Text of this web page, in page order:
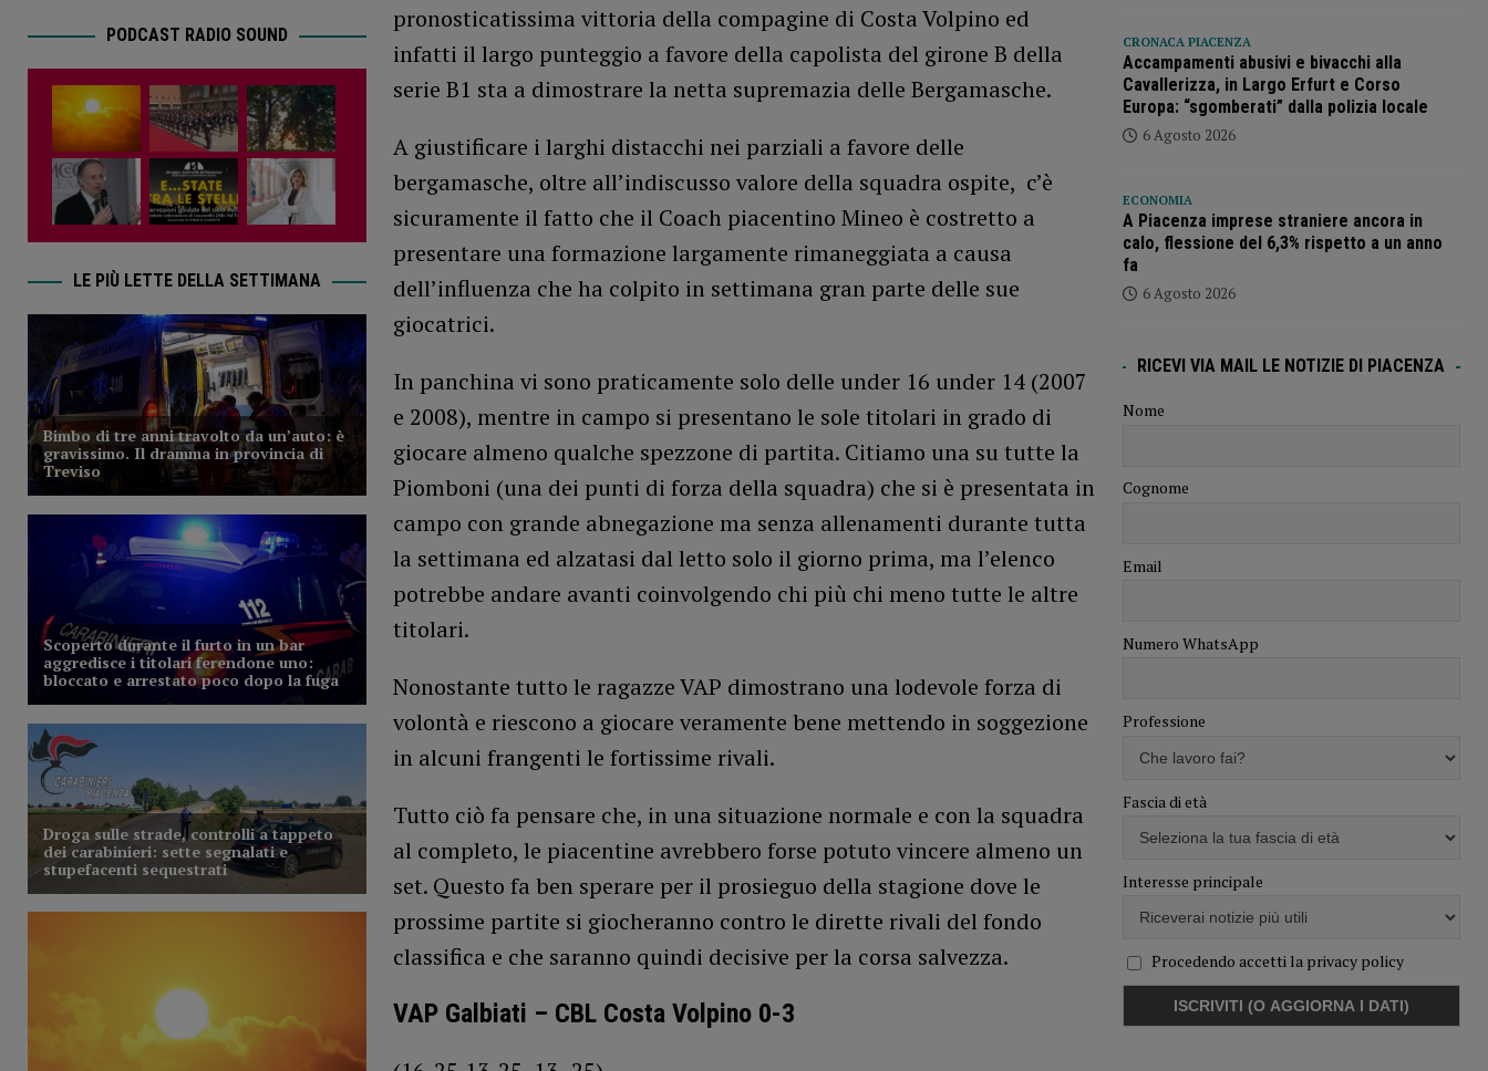
pronosticatissima vittoria della compagine di Costa Volpino ed
infatti il largo punteggio a favore della capolista del girone B della
serie B1 sta a dimostrare la netta supremazia delle Bergamasche.
A giustificare i larghi distacchi nei parziali a favore delle
bergamasche, oltre all’indiscusso valore della squadra ospite, c’è
sicuramente il fatto che il Coach piacentino Mineo è costretto a
presentare una formazione largamente rimaneggiata a causa
dell’influenza che ha colpito in settimana gran parte delle sue
giocatrici.
In panchina vi sono praticamente solo delle under 16 under 14 (2007
e 2008), mentre in campo si presentano le sole titolari in grado di
giocare almeno qualche spezzone di partita. Citiamo una su tutte la
Piomboni (una dei punti di forza della squadra) che si è presentata in
campo con grande abnegazione ma senza allenamenti durante tutta
la settimana ed alzatasi dal letto solo il giorno prima, ma l’elenco
potrebbe andare avanti coinvolgendo chi più chi meno tutte le altre
titolari.
Nonostante tutto le ragazze VAP dimostrano una lodevole forza di
volontà e riescono a giocare veramente bene mettendo in soggezione
in alcuni frangenti le fortissime rivali.
Tutto ciò fa pensare che, in una situazione normale e con la squadra
al completo, le piacentine avrebbero forse potuto vincere almeno un
set. Questo fa ben sperare per il prosieguo della stagione dove le
prossime partite si giocheranno contro le dirette rivali del fondo
classifica e che saranno quindi decisive per la corsa salvezza.
VAP Galbiati – CBL Costa Volpino 0-3
PODCAST RADIO SOUND
LE PIÙ LETTE DELLA SETTIMANA
CRONACA PIACENZA
Accampamenti abusivi e bivacchi alla
Cavallerizza, in Largo Erfurt e Corso
Europa: “sgomberati” dalla polizia locale
6 Agosto 2026
ECONOMIA
A Piacenza imprese straniere ancora in
calo, flessione del 6,3% rispetto a un anno
fa
6 Agosto 2026
RICEVI VIA MAIL LE NOTIZIE DI PIACENZA
Nome
Cognome
Email
Numero WhatsApp
Professione
Fascia di età
Interesse principale
Procedendo accetti la privacy policy